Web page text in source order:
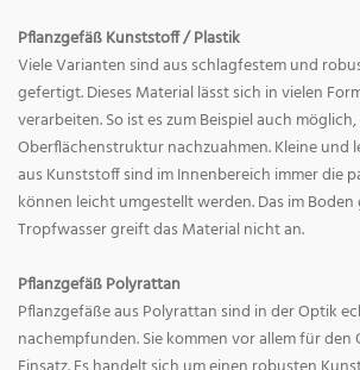
Pflanzgefäß Kunststoff / Plastik
Viele Varianten sind aus schlagfestem und
gefertigt. Dieses Material lässt sich in vielen
verarbeiten. So ist es zum Beispiel auch
Oberflächenstruktur nachzuahmen. Kleine und
aus Kunststoff sind im Innenbereich immer die
können leicht umgestellt werden. Das im Boden
Tropfwasser greift das Material nicht an.
Pflanzgefäß Polyrattan
Pflanzgefäße aus Polyrattan sind in der Optik
nachempfunden. Sie kommen vor allem für